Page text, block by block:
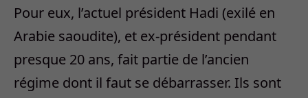
Pour eux, l’actuel président Hadi (exilé en
Arabie saoudite), et ex-président pendant
presque 20 ans, fait partie de l’ancien
régime dont il faut se débarrasser. Ils sont